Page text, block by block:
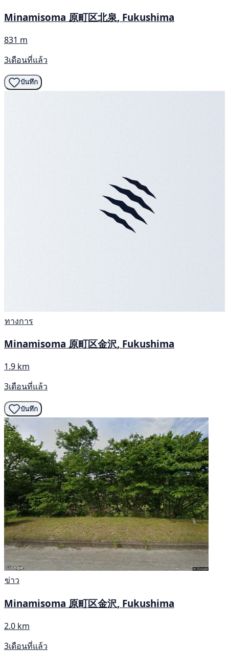
Minamisoma 原町区北泉, Fukushima
831 m
3เดือนที่แล้ว
บันทึก
ทางการ
Minamisoma 原町区金沢, Fukushima
1.9 km
3เดือนที่แล้ว
บันทึก
ข่าว
Minamisoma 原町区金沢, Fukushima
2.0 km
3เดือนที่แล้ว